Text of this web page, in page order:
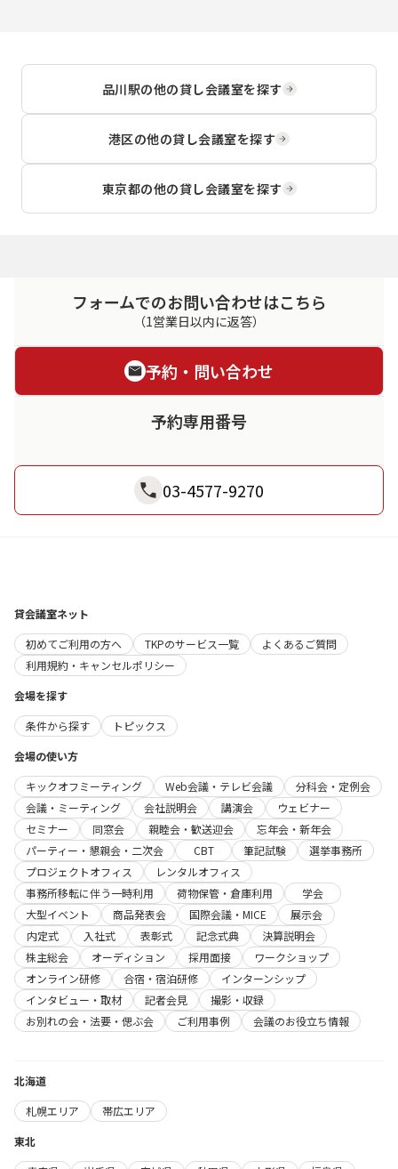
品川駅の他の貸し会議室を探す
港区の他の貸し会議室を探す
東京都の他の貸し会議室を探す
フォームでのお問い合わせはこちら
（1営業日以内に返答）
予約・問い合わせ
予約専用番号
03-4577-9270
貸会議室ネット
初めてご利用の方へ
TKPのサービス一覧
よくあるご質問
利用規約・キャンセルポリシー
会場を探す
条件から探す
トピックス
会場の使い方
キックオフミーティング
Web会議・テレビ会議
分科会・定例会
会議・ミーティング
会社説明会 講演会
ウェビナー
セミナー
同窓会 親睦会・歓送迎会
忘年会・新年会
パーティー・懇親会・二次会
CBT 筆記試験
選挙事務所
プロジェクトオフィス
レンタルオフィス
事務所移転に伴う一時利用
荷物保管・倉庫利用
学会
大型イベント
商品発表会 国際会議・MICE
展示会
内定式
入社式 表彰式 記念式典
決算説明会
株主総会
オーディション 採用面接
ワークショップ
オンライン研修
合宿・宿泊研修
インターンシップ
インタビュー・取材
記者会見
撮影・収録
お別れの会・法要・偲ぶ会
ご利用事例 会議のお役立ち情報
北海道
札幌エリア
帯広エリア
東北